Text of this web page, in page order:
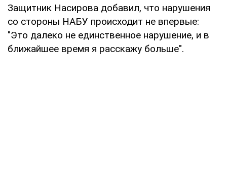
Защитник Насирова добавил, что нарушения
со стороны НАБУ происходит не впервые:
"Это далеко не единственное нарушение, и в
ближайшее время я расскажу больше".